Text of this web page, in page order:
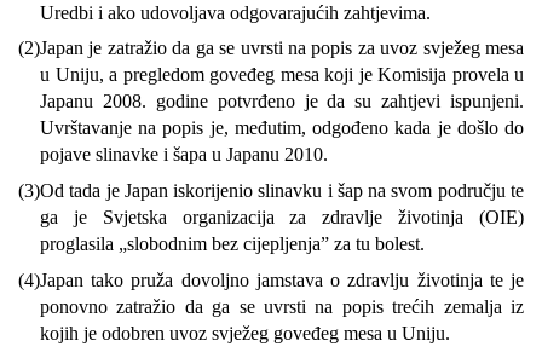
Uredbi i ako udovoljava odgovarajućih zahtjevima.
(2)Japan je zatražio da ga se uvrsti na popis za uvoz svježeg mesa
u Uniju, a pregledom goveđeg mesa koji je Komisija provela u
Japanu 2008. godine potvrđeno je da su zahtjevi ispunjeni.
Uvrštavanje na popis je, međutim, odgođeno kada je došlo do
pojave slinavke i šapa u Japanu 2010.
(3)Od tada je Japan iskorijenio slinavku i šap na svom području te
ga je Svjetska organizacija za zdravlje životinja (OIE)
proglasila „slobodnim bez cijepljenja” za tu bolest.
(4)Japan tako pruža dovoljno jamstava o zdravlju životinja te je
ponovno zatražio da ga se uvrsti na popis trećih zemalja iz
kojih je odobren uvoz svježeg goveđeg mesa u Uniju.